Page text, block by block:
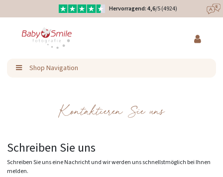
Hervorragend: 4,6/5 (4924)
Ratenzahlung & Kauf auf Rechnung möglich
Inhalt
Shop Navigation
Kontaktieren Sie uns
Schreiben Sie uns
Schreiben Sie uns eine Nachricht und wir werden uns schnellstmöglich bei Ihnen
melden.